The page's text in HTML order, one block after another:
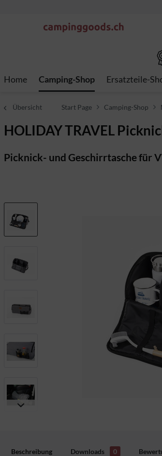
Home Camping-Shop Ersatzteile-
Übersicht Start Page Camping-Shop
HOLIDAY TRAVEL
Picknick- und Geschirrtasche für
Beschreibung Downloads 0